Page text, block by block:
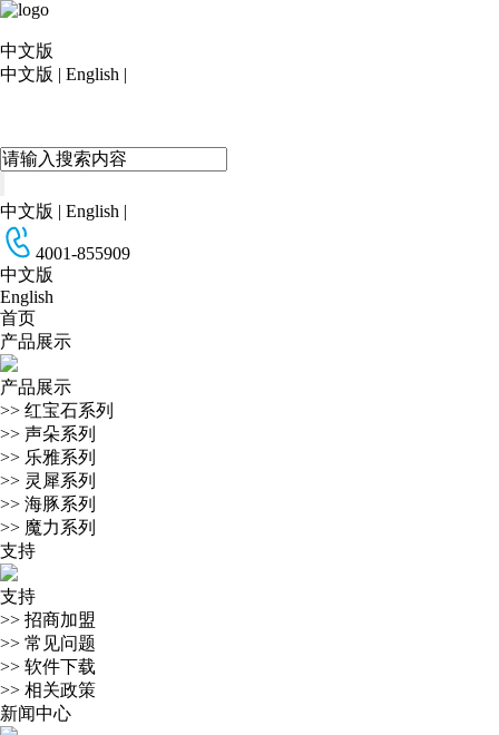
中文版
中文版 | English |
中文版 | English |
4001-855909
中文版
English
首页
产品展示
产品展示
>> 红宝石系列
>> 声朵系列
>> 乐雅系列
>> 灵犀系列
>> 海豚系列
>> 魔力系列
支持
支持
>> 招商加盟
>> 常见问题
>> 软件下载
>> 相关政策
新闻中心